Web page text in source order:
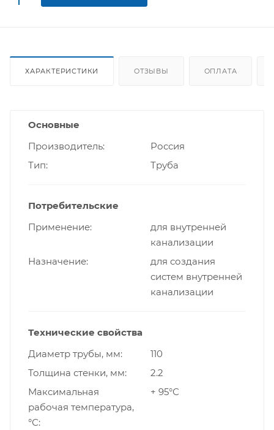
ХАРАКТЕРИСТИКИ ОТЗЫВЫ ОПЛАТА
Основные
Производитель
Россия
Тип
Труба
Потребительские
Применение
для внутренней
канализации
Назначение
для создания
систем внутренней
канализации
Технические свойства
Диаметр трубы, мм
110
Толщина стенки, мм
2.2
Максимальная
рабочая температура,
°С
+ 95°С